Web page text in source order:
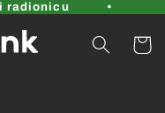
Korpa